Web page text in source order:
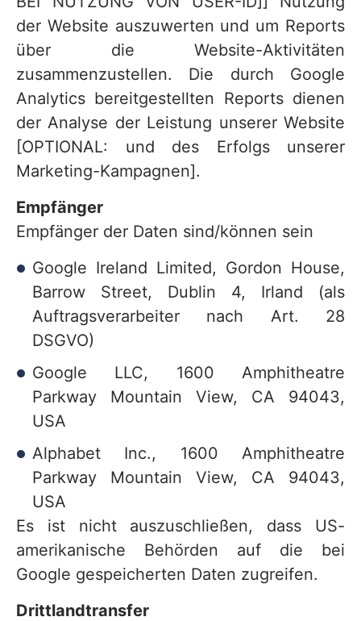
der Website auszuwerten und um Reports
über die Website-Aktivitäten
zusammenzustellen. Die durch Google
Analytics bereitgestellten Reports dienen
der Analyse der Leistung unserer Website
[OPTIONAL: und des Erfolgs unserer
Marketing-Kampagnen].
Empfänger
Empfänger der Daten sind/können sein
Google Ireland Limited, Gordon House,
Barrow Street, Dublin 4, Irland (als
Auftragsverarbeiter nach Art. 28
DSGVO)
Google LLC, 1600 Amphitheatre
Parkway Mountain View, CA 94043,
USA
Alphabet Inc., 1600 Amphitheatre
Parkway Mountain View, CA 94043,
USA
Es ist nicht auszuschließen, dass US-
amerikanische Behörden auf die bei
Google gespeicherten Daten zugreifen.
Drittlandtransfer